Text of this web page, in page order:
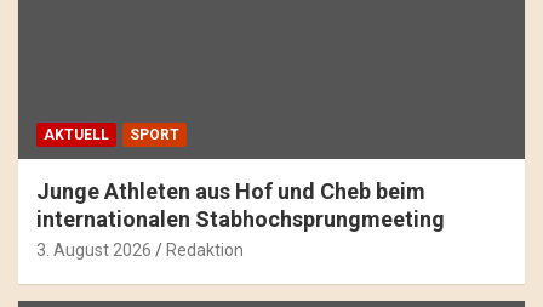
AKTUELL SPORT
Junge Athleten aus Hof und Cheb beim
internationalen Stabhochsprungmeeting
3. August 2026 Redaktion